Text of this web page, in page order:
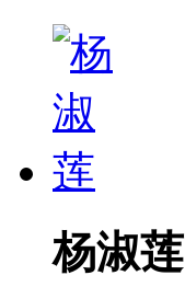
杨淑莲